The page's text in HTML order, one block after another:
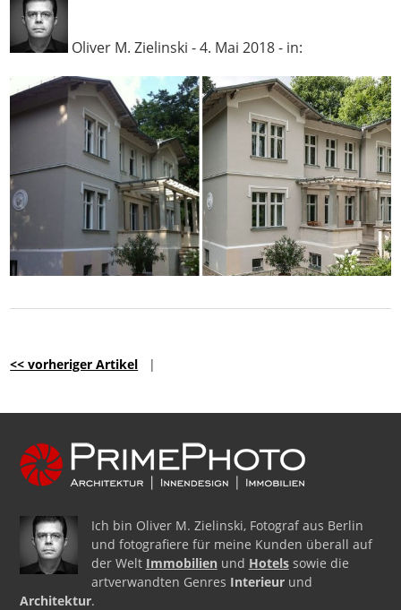
Oliver M. Zielinski -4. Mai 2018- in:
<< vorheriger Artikel |
Ich bin Oliver M. Zielinski, Fotograf aus Berlin
und fotografiere für meine Kunden überall auf
der Welt Immobilienund Hotelssowie die
artverwandten Genres Interieurund
Architektur.